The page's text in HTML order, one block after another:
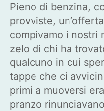
Pieno di benzina,
provviste,
compivamo i nostri
zelo di chi ha
qualcuno in cui
tappe che ci
primi a muoversi
pranzo